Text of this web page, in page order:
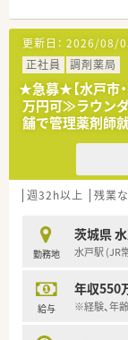
ーマンエラ
トもありま
■中途入社者
礎などにつ
めの準備
なども安心
ダー養成研
てはもちろ
ます。
更新日： 2026/08/
正社員
調剤薬局
★急募★【水戸市
万円可≫ラウン
舗で管理薬剤師
週32h以上 残業
勤務地
茨城県
水戸駅 (JR
給与
年収550
※経験、年